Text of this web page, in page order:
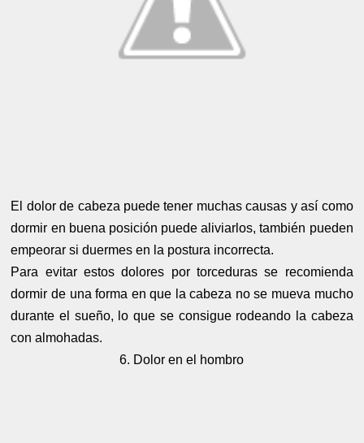
El dolor de cabeza puede tener muchas causas y así como
dormir en buena posición puede aliviarlos, también pueden
empeorar si duermes en la postura incorrecta.
Para evitar estos dolores por torceduras se recomienda
dormir de una forma en que la cabeza no se mueva mucho
durante el sueño, lo que se consigue rodeando la cabeza
con almohadas.
6. Dolor en el hombro